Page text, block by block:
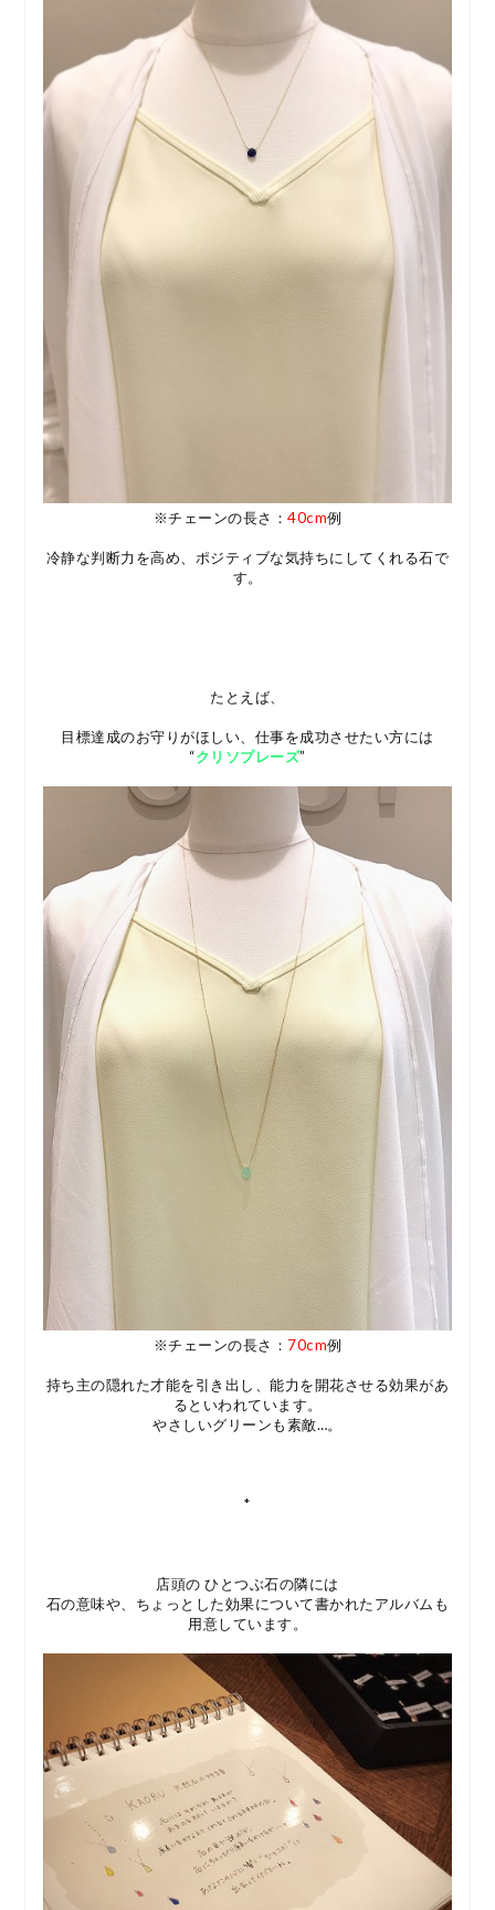
※チェーンの長さ： 40cm例
冷静な判断力を高め、ポジティブな気持ちにしてくれる石で
す。
たとえば、
目標達成のお守りがほしい、仕事を成功させたい方には
“クリソプレーズ”
※チェーンの長さ： 70cm例
持ち主の隠れた才能を引き出し、能力を開花させる効果があ
るといわれています。
やさしいグリーンも素敵…。
*
店頭の ひとつぶ石の隣には
石の意味や、ちょっとした効果について書かれたアルバムも
用意しています。